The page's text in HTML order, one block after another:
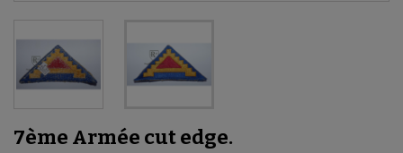
7ème Armée cut edge.